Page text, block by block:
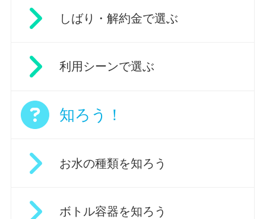
しばり・解約金で選ぶ
利用シーンで選ぶ
知ろう！
お水の種類を知ろう
ボトル容器を知ろう